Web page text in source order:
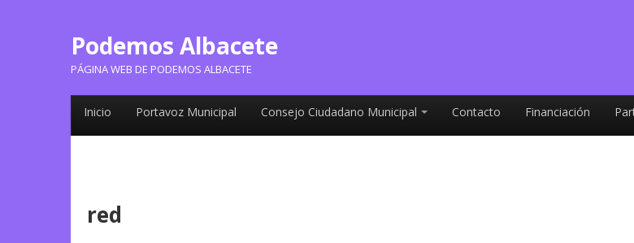
Podemos Albacete
PÁGINA WEB DE PODEMOS ALBACETE
Inicio Portavoz Municipal Consejo Ciudadano Municipal Contacto Financiación
red